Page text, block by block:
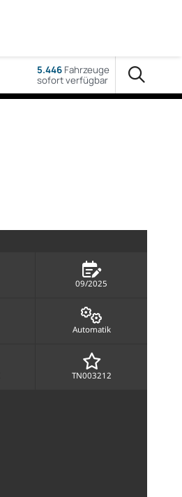
5.446Fahrzeuge
sofort verfügbar
09/2025
Automatik
TN003212